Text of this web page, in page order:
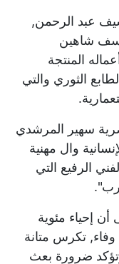
عبد الرحمن,
شاهين
المنتجة
الثوري والتي
سهير المرشدي
وال مهنية
الرفيع التي
إحياء مئوية
تكرس متانة
وتؤكد ضرورة بعث